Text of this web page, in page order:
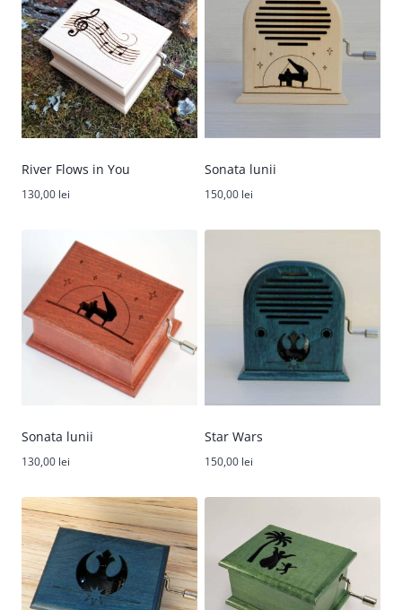
River Flows in You
130,00 lei
Sonata lunii
150,00 lei
Sonata lunii
130,00 lei
Star Wars
150,00 lei